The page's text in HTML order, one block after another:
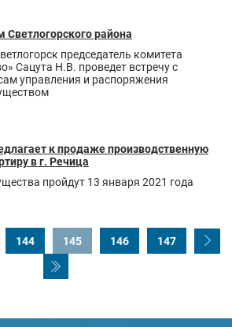
Светлогорского района
председатель комитета
Сацута Н.В. проведет встречу с
управления и распоряжения
к продаже производственную
в г. Речица
пройдут 13 января 2021 года
144 145 146 147